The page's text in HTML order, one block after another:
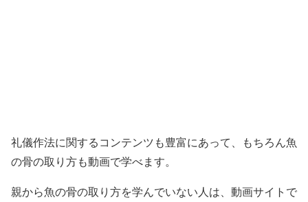
礼儀作法に関するコンテンツも豊富にあって、もちろん魚
の骨の取り方も動画で学べます。
親から魚の骨の取り方を学んでいない人は、動画サイトで